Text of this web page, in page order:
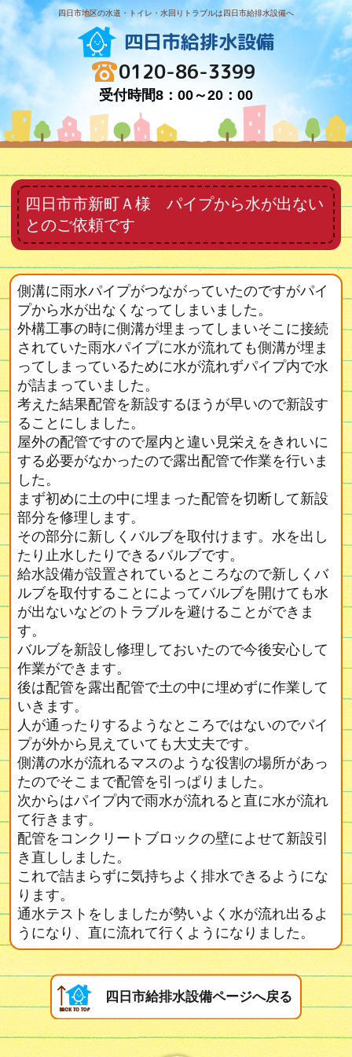
四日市地区の水道・トイレ・水回りトラブルは四日市給排水設備へ
四日市給排水設備
0120-86-3399
受付時間8：00～20：00
四日市市新町Ａ様 パイプから水が出ない
とのご依頼です
側溝に雨水パイプがつながっていたのですがパイ
プから水が出なくなってしまいました。
外構工事の時に側溝が埋まってしまいそこに接続
されていた雨水パイプに水が流れても側溝が埋ま
ってしまっているために水が流れずパイプ内で水
が詰まっていました。
考えた結果配管を新設するほうが早いので新設す
ることにしました。
屋外の配管ですので屋内と違い見栄えをきれいに
する必要がなかったので露出配管で作業を行いま
した。
まず初めに土の中に埋まった配管を切断して新設
部分を修理します。
その部分に新しくバルブを取付けます。水を出し
たり止水したりできるバルブです。
給水設備が設置されているところなので新しくバ
ルブを取付することによってバルブを開けても水
が出ないなどのトラブルを避けることができま
す。
バルブを新設し修理しておいたので今後安心して
作業ができます。
後は配管を露出配管で土の中に埋めずに作業して
いきます。
人が通ったりするようなところではないのでパイ
プが外から見えていても大丈夫です。
側溝の水が流れるマスのような役割の場所があっ
たのでそこまで配管を引っぱりました。
次からはパイプ内で雨水が流れると直に水が流れ
て行きます。
配管をコンクリートブロックの壁によせて新設引
き直ししました。
これで詰まらずに気持ちよく排水できるようにな
ります。
通水テストをしましたが勢いよく水が流れ出るよ
うになり、直に流れて行くようになりました。
四日市給排水設備ページへ戻る